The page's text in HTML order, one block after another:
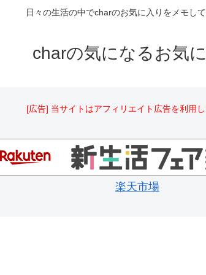
日々の生活の中でcharのお気に入りをメモし
charの気になるお気
[広告] 当サイトはアフィリエイト広告を利用し
楽天市場